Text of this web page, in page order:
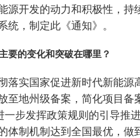
源开发的动力和积极性，
统，制定此《通知》。
要的变化和突破在哪里？
落实国家促进新时代新能
至地州级备案，简化项目
一步发挥政策规则的引导推
体制机制达到全国最优，做